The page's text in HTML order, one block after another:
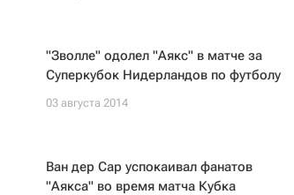
"Зволле" одолел "Аякс" в матче за
Суперкубок Нидерландов по футболу
03 августа 2014
Ван дер Сар успокаивал фанатов
"Аякса" во время матча Кубка